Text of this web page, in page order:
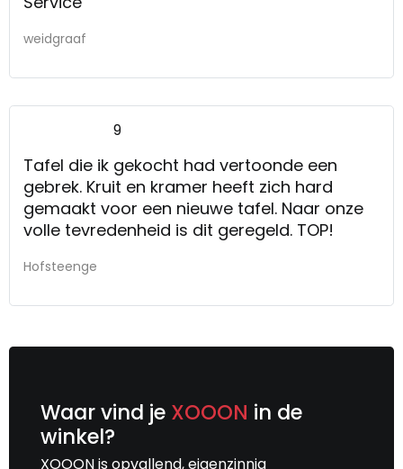
weidgraaf
9
Tafel die ik gekocht had vertoonde een
gebrek. Kruit en kramer heeft zich hard
gemaakt voor een nieuwe tafel. Naar onze
volle tevredenheid is dit geregeld. TOP!
Hofsteenge
Waar vind je XOOON in de
winkel?
XOOON is opvallend, eigenzinnig